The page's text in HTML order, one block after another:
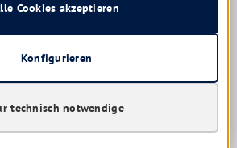
technisch notwendige
Konfigurieren
Cookies akzeptieren